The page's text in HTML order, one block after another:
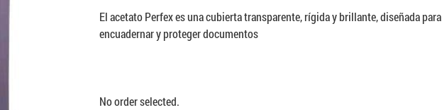
El acetato Perfex es una cubierta transparente, rígida y brillante, diseñada para
encuadernar y proteger documentos
No order selected.